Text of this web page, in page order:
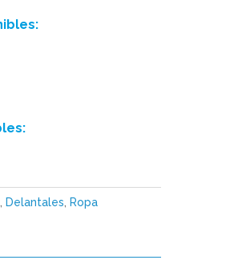
Delantales Ropa